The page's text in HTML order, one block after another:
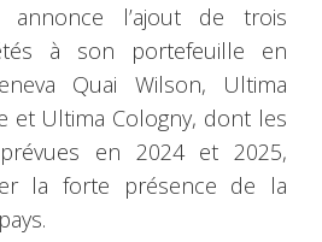
annonce l’ajout de trois
à son portefeuille en
Quai Wilson, Ultima
et Ultima Cologny, dont les
en 2024 et 2025,
la forte présence de la